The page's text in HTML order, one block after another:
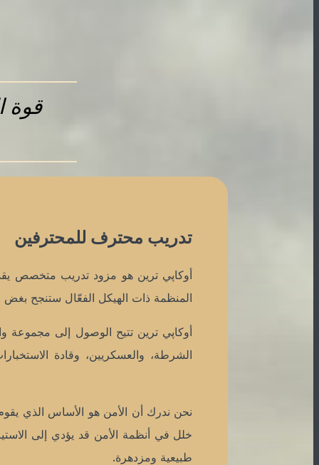
قوة
تدريب محترف للمحترفين
أوكاپي ترين هو مزود تدريب متخصص
المنظمة ذات الهيكل الفعّال ستنجح
أوكاپي ترين تتيح الوصول إلى مجموعة
الشرطة، والعسكريين، وقادة
نحن ندرك أن الأمن هو الأساس الذي
خلل في أنظمة الأمن قد يؤدي إلى
طبيعية ومزدهرة.